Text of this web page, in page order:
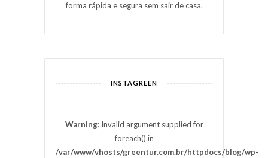
forma rápida e segura sem sair de casa.
INSTAGREEN
Warning: Invalid argument supplied for
foreach() in
/var/www/vhosts/greentur.com.br/httpdocs/blog/wp-